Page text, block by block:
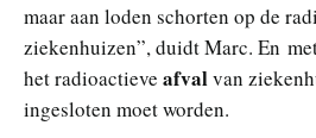
maar aan loden schorten op de
ziekenhuizen”, duidt Marc. En
het radioactieve afvalvan
ingesloten moet worden.